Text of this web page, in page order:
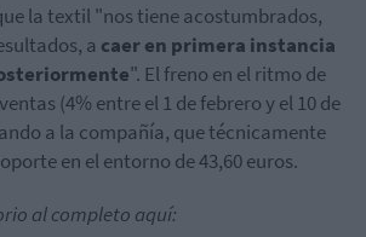
la textil "nos tiene acostumbrados,
a caer en primera instancia
". El freno en el ritmo de
(4% entre el 1 de febrero y el 10 de
a la compañía, que técnicamente
en el entorno de 43,60 euros.
al completo aquí: